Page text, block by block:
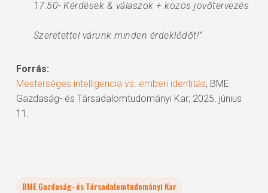
17:50- Kérdések & válaszok + közös jövőtervezés
Szeretettel várunk minden érdeklődőt!”
Forrás:
Mesterséges intelligencia vs. emberi identitás; BME
Gazdaság- és Társadalomtudományi Kar; 2025. június
11.
BME Gazdaság- és Társadalomtudományi Kar